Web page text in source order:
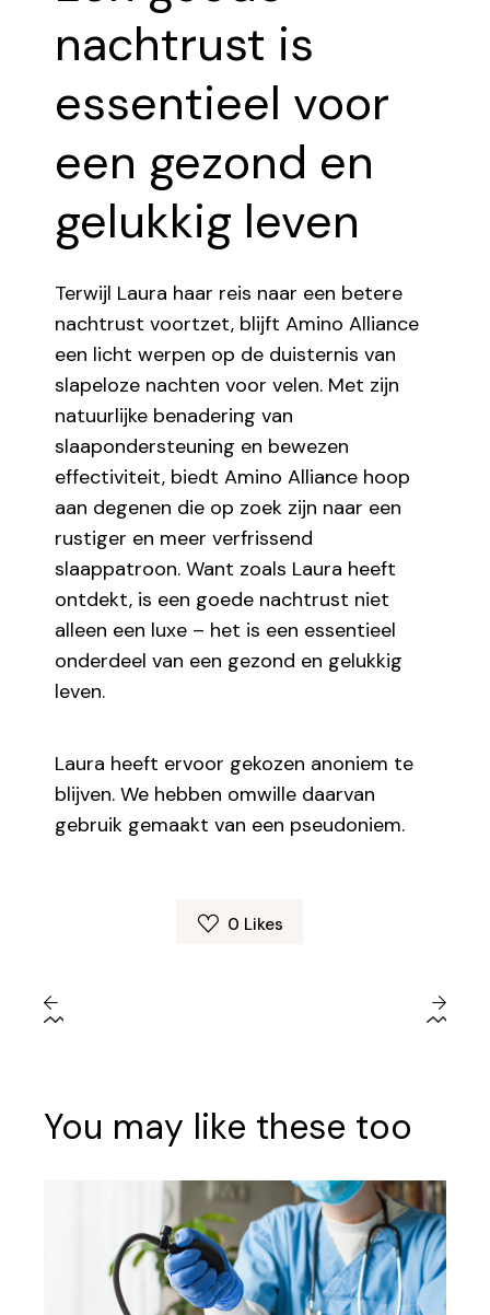
nachtrust is
essentieel voor
een gezond en
gelukkig leven
Terwijl Laura haar reis naar een betere
nachtrust voortzet, blijft Amino Alliance
een licht werpen op de duisternis van
slapeloze nachten voor velen. Met zijn
natuurlijke benadering van
slaapondersteuning en bewezen
effectiviteit, biedt Amino Alliance hoop
aan degenen die op zoek zijn naar een
rustiger en meer verfrissend
slaappatroon. Want zoals Laura heeft
ontdekt, is een goede nachtrust niet
alleen een luxe – het is een essentieel
onderdeel van een gezond en gelukkig
leven.
Laura heeft ervoor gekozen anoniem te
blijven. We hebben omwille daarvan
gebruik gemaakt van een pseudoniem.
0 Likes
You may like these too